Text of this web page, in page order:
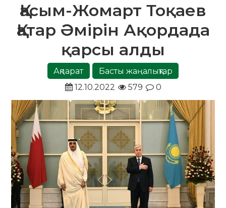
Қасым-Жомарт Тоқаев
Қатар Әмірін Ақордада
қарсы алды
Ақпарат
Басты жаңалықтар
12.10.2022
579 0